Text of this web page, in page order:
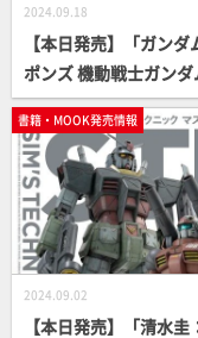
2024.09.18
【本日発売】「ガンダ
ポンズ 機動戦士ガンダ
ルス・ドアンの島編」
ダムMOOK】
書籍・MOOK発売情報
2024.09.02
【本日発売】「清水圭